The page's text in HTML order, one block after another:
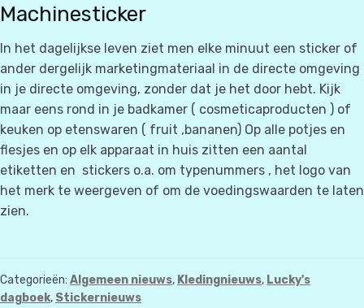
Machinesticker
In het dagelijkse leven ziet men elke minuut een sticker of
ander dergelijk marketingmateriaal in de directe omgeving
in je directe omgeving, zonder dat je het door hebt. Kijk
maar eens rond in je badkamer ( cosmeticaproducten ) of
keuken op etenswaren ( fruit ,bananen) Op alle potjes en
flesjes en op elk apparaat in huis zitten een aantal
etiketten en stickers o.a. om typenummers , het logo van
het merk te weergeven of om de voedingswaarden te laten
zien.
Categorieën: Algemeen nieuws, Kledingnieuws, Lucky's
dagboek, Stickernieuws